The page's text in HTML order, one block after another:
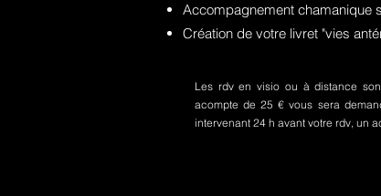
Accompagnement chamanique
Création de votre livret "vies
Les rdv en visio ou à distance
acompte de 25 € vous sera
intervenant 24 h avant votre rdv, un